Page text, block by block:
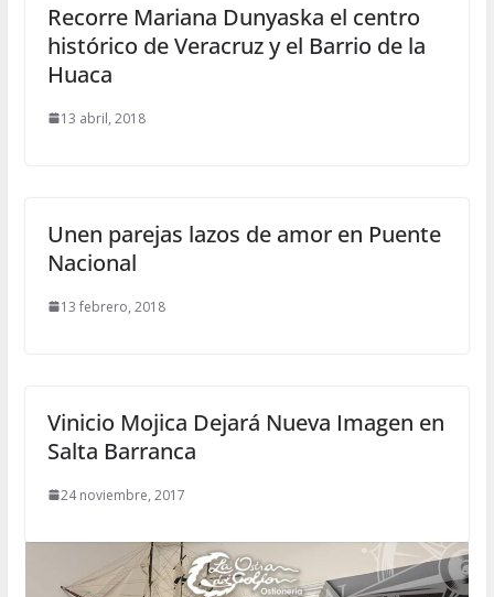
Recorre Mariana Dunyaska el centro
histórico de Veracruz y el Barrio de la
Huaca
13 abril, 2018
Unen parejas lazos de amor en Puente
Nacional
13 febrero, 2018
Vinicio Mojica Dejará Nueva Imagen en
Salta Barranca
24 noviembre, 2017